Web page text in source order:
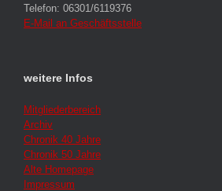
Telefon: 06301/6119376
E-Mail an Geschäftsstelle
weitere Infos
Mitgliederbereich
Archiv
Chronik 40 Jahre
Chronik 50 Jahre
Alte Homepage
Impressum